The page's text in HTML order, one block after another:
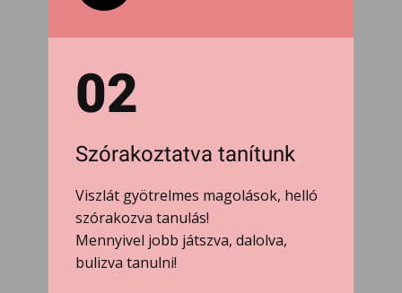
02
Szórakoztatva tanítunk
Viszlát gyötrelmes magolások, helló
szórakozva tanulás!
Mennyivel jobb játszva, dalolva,
bulizva tanulni!